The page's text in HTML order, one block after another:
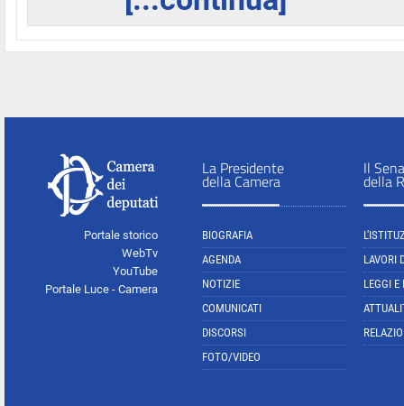
Portale storico
WebTv
YouTube
Portale Luce - Camera
La Presidente
della Camera
BIOGRAFIA
AGENDA
NOTIZIE
COMUNICATI
DISCORSI
FOTO/VIDEO
Il
della
LAVORI
LEGGI E